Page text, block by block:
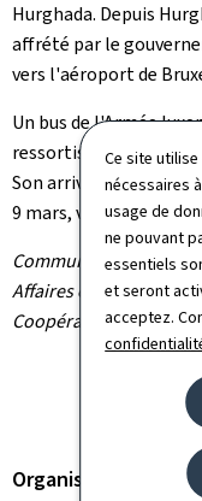
Ce site
nécessaires
usage de
ne pouvant
essentiels
et seront
acceptez.
Hurghada. Depuis
affrété par le
vers l'aéroport de
Un bus de l'Armée
ressortissants
Son arrivée à
9 mars, vers 12h30.
Communiqué par la
Affaires étrangères et
Coopération et du
Organisation